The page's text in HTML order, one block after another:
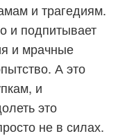
и трагедиям.
и подпитывает
и мрачные
А это
и
это
не в силах.